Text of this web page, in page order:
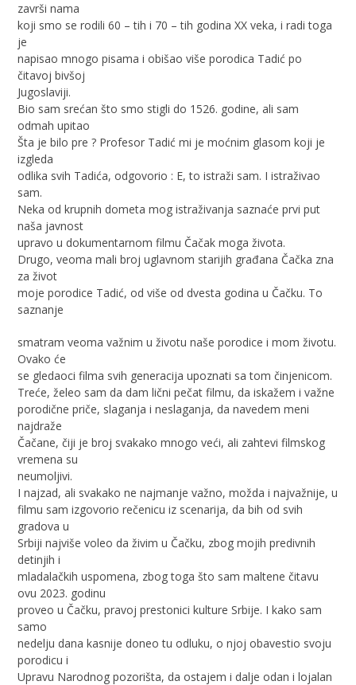
završi nama
koji smo se rodili 60 – tih i 70 – tih godina XX veka, i radi toga
je
napisao mnogo pisama i obišao više porodica Tadić po
čitavoj bivšoj
Jugoslaviji.
Bio sam srećan što smo stigli do 1526. godine, ali sam
odmah upitao
Šta je bilo pre ? Profesor Tadić mi je moćnim glasom koji je
izgleda
odlika svih Tadića, odgovorio : E, to istraži sam. I istraživao
sam.
Neka od krupnih dometa mog istraživanja saznaće prvi put
naša javnost
upravo u dokumentarnom filmu Čačak moga života.
Drugo, veoma mali broj uglavnom starijih građana Čačka zna
za život
moje porodice Tadić, od više od dvesta godina u Čačku. To
saznanje
smatram veoma važnim u životu naše porodice i mom životu.
Ovako će
se gledaoci filma svih generacija upoznati sa tom činjenicom.
Treće, želeo sam da dam lični pečat filmu, da iskažem i važne
porodične priče, slaganja i neslaganja, da navedem meni
najdraže
Čačane, čiji je broj svakako mnogo veći, ali zahtevi filmskog
vremena su
neumoljivi.
I najzad, ali svakako ne najmanje važno, možda i najvažnije, u
filmu sam izgovorio rečenicu iz scenarija, da bih od svih
gradova u
Srbiji najviše voleo da živim u Čačku, zbog mojih predivnih
detinjih i
mladalačkih uspomena, zbog toga što sam maltene čitavu
ovu 2023. godinu
proveo u Čačku, pravoj prestonici kulture Srbije. I kako sam
samo
nedelju dana kasnije doneo tu odluku, o njoj obavestio svoju
porodicu i
Upravu Narodnog pozorišta, da ostajem i dalje odan i lojalan